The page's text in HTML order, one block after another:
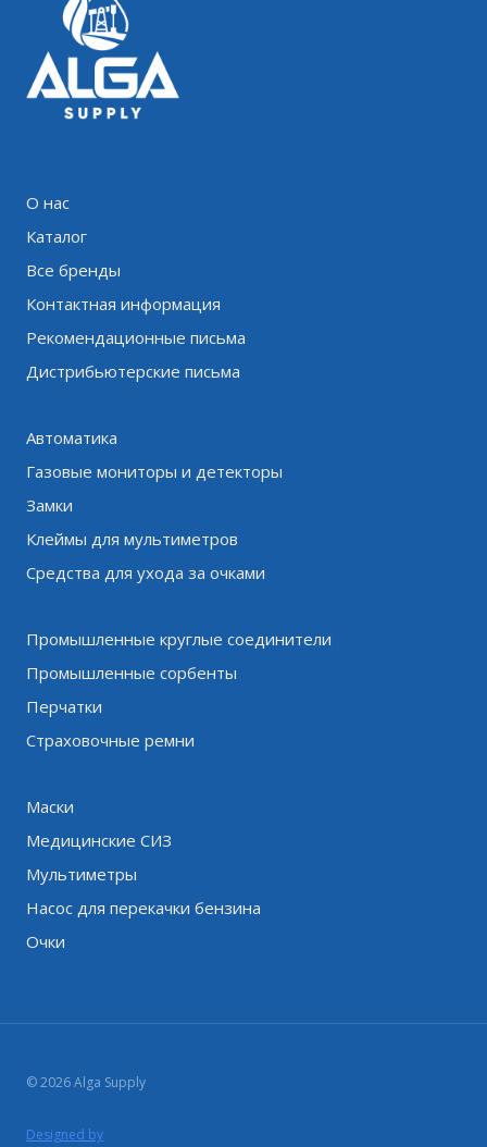
О нас
Каталог
Все бренды
Контактная информация
Рекомендационные письма
Дистрибьютерские письма
Автоматика
Газовые мониторы и детекторы
Замки
Клеймы для мультиметров
Средства для ухода за очками
Промышленные круглые соединители
Промышленные сорбенты
Перчатки
Страховочные ремни
Маски
Медицинские СИЗ
Мультиметры
Насос для перекачки бензина
Очки
© 2026 Alga Supply
Designed by